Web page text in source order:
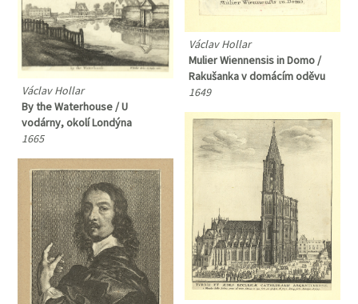
Václav Hollar
Mulier Wiennensis in Domo /
Rakušanka v domácím oděvu
1649
Václav Hollar
By the Waterhouse / U
vodárny, okolí Londýna
1665